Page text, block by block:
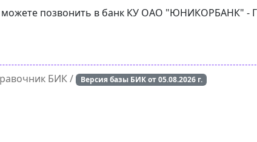
можете позвонить в банк КУ ОАО "ЮНИКОРБАНК" -
БИК / Версия базы БИК от05.08.2026г.